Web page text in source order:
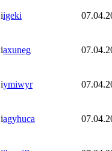
iigeki
iaxuneg
iymiwyr
iagyhuca